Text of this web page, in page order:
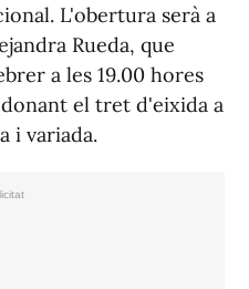
L'obertura serà a
Rueda, que
a les 19.00 hores
el tret d'eixida a
i variada.